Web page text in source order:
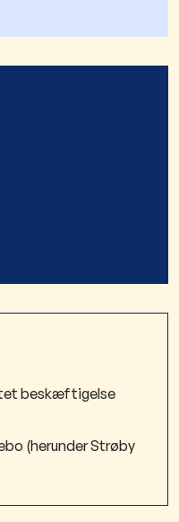
beskæftigelse
(herunder Strøby